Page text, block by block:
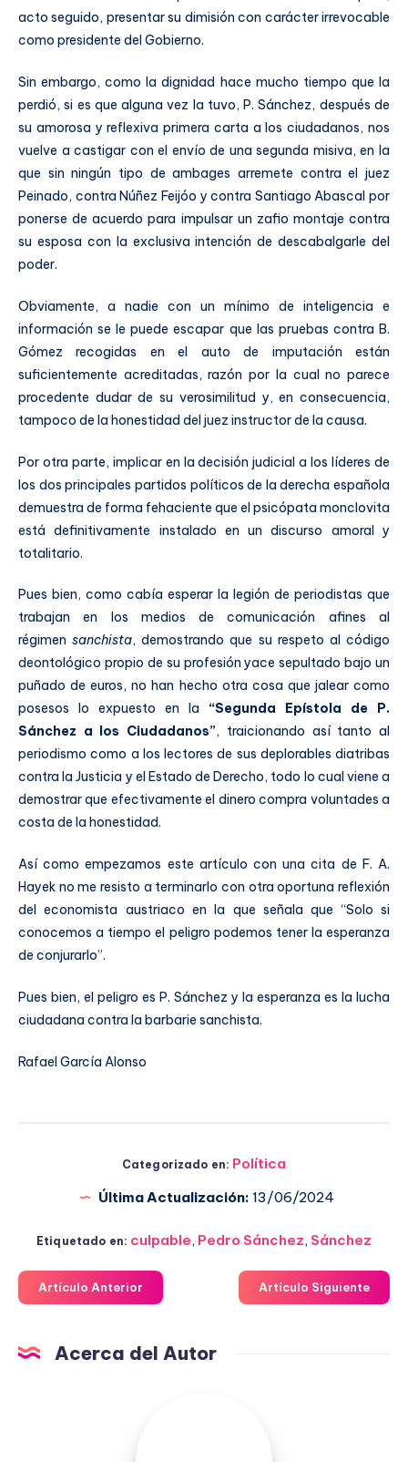
acto seguido, presentar su dimisión con carácter irrevocable
como presidente del Gobierno.
Sin embargo, como la dignidad hace mucho tiempo que la
perdió, si es que alguna vez la tuvo, P. Sánchez, después de
su amorosa y reflexiva primera carta a los ciudadanos, nos
vuelve a castigar con el envío de una segunda misiva, en la
que sin ningún tipo de ambages arremete contra el juez
Peinado, contra Núñez Feijóo y contra Santiago Abascal por
ponerse de acuerdo para impulsar un zafio montaje contra
su esposa con la exclusiva intención de descabalgarle del
poder.
Obviamente, a nadie con un mínimo de inteligencia e
información se le puede escapar que las pruebas contra B.
Gómez recogidas en el auto de imputación están
suficientemente acreditadas, razón por la cual no parece
procedente dudar de su verosimilitud y, en consecuencia,
tampoco de la honestidad del juez instructor de la causa.
Por otra parte, implicar en la decisión judicial a los líderes de
los dos principales partidos políticos de la derecha española
demuestra de forma fehaciente que el psicópata monclovita
está definitivamente instalado en un discurso amoral y
totalitario.
Pues bien, como cabía esperar la legión de periodistas que
trabajan en los medios de comunicación afines al
régimen sanchista, demostrando que su respeto al código
deontológico propio de su profesión yace sepultado bajo un
puñado de euros, no han hecho otra cosa que jalear como
posesos lo expuesto en la “Segunda Epístola de P.
Sánchez a los Ciudadanos”, traicionando así tanto al
periodismo como a los lectores de sus deplorables diatribas
contra la Justicia y el Estado de Derecho, todo lo cual viene a
demostrar que efectivamente el dinero compra voluntades a
costa de la honestidad.
Así como empezamos este artículo con una cita de F. A.
Hayek no me resisto a terminarlo con otra oportuna reflexión
del economista austriaco en la que señala que “Solo si
conocemos a tiempo el peligro podemos tener la esperanza
de conjurarlo”.
Pues bien, el peligro es P. Sánchez y la esperanza es la lucha
ciudadana contra la barbarie sanchista.
Rafael García Alonso
Categorizado en: Política
Última Actualización: 13/06/2024
Etiquetado en: culpable, Pedro Sánchez, Sánchez
Artículo Anterior Artículo Siguiente
Acerca del Autor